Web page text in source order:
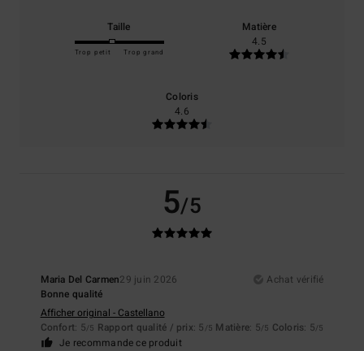
Taille
Trop petit Trop grand
Matière
4.5
Coloris
4.6
5/5
Maria Del Carmen29 juin 2026
Achat vérifié
Bonne qualité
Afficher original - Castellano
Confort: 5/5 Rapport qualité / prix: 5 /5 Matière: 5/5 Coloris: 5/5
Je recommande ce produit